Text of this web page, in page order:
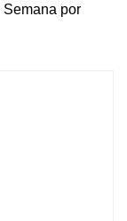
Semana por